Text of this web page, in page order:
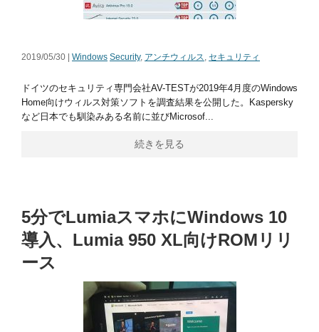
2019/05/30 | Windows Security, アンチウィルス, セキュリティ
ドイツのセキュリティ専門会社AV-TESTが2019年4月度のWindows
Home向けウィルス対策ソフトを調査結果を公開した。Kaspersky
など日本でも馴染みある名前に並びMicrosof...
続きを見る
5分でLumiaスマホにWindows 10
導入、Lumia 950 XL向けROMリリ
ース